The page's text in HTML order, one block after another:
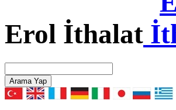
Erol İthalat
Arama Yap